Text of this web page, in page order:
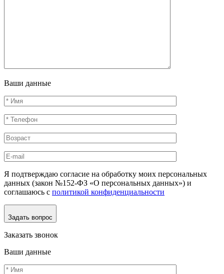
Ваши данные
Я подтверждаю согласие на обработку моих персональных
данных (закон №152-ФЗ «О персональных данных») и
соглашаюсь с политикой конфиденциальности
Задать вопрос
Заказать звонок
Ваши данные